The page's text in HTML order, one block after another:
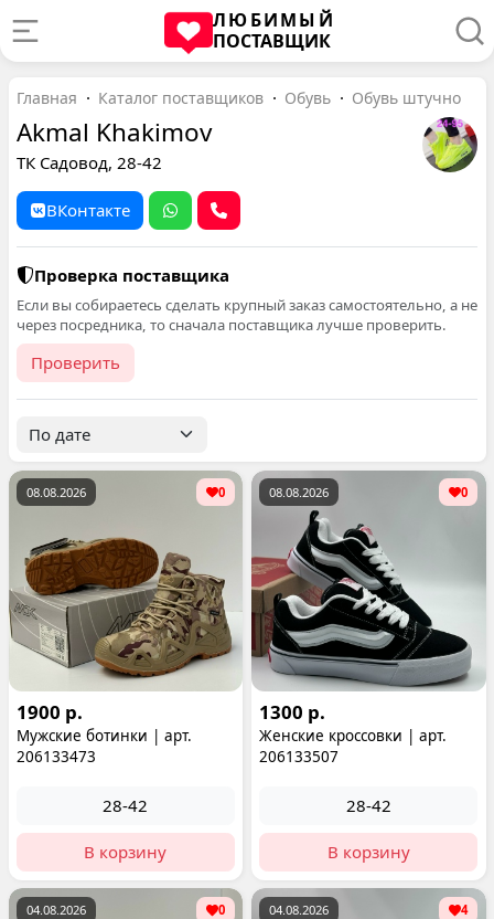
ЛЮБИМЫЙ
ПОСТАВЩИК
Главная Каталог поставщиков Обувь Обувь штучно
Akmal Khakimov
ТК Садовод, 28-42
ВКонтакте
Проверка поставщика
Если вы собираетесь сделать крупный заказ самостоятельно, а не
через посредника, то сначала поставщика лучше проверить.
Проверить
08.08.2026 0
1900 р.
Мужские ботинки | арт.
206133473
28-42
В корзину
08.08.2026 0
1300 р.
Женские кроссовки | арт.
206133507
28-42
В корзину
04.08.2026 0 04.08.2026 4